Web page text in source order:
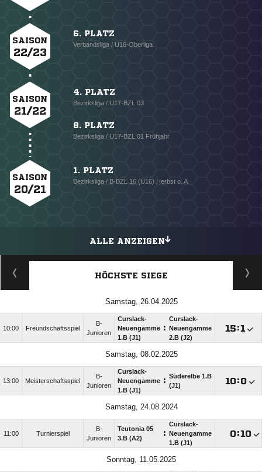
SAISON
22/23
6. PLATZ
Verbandsliga / U16-Oberliga
SAISON
21/22
4. PLATZ
Bezirksliga / U17-BZL 03
8. PLATZ
Bezirksliga / U17-BZL 01 Frühjahr
SAISON
20/21
1. PLATZ
Bezirksliga / B-BZL 16 (U16) Herbst o. A.
ALLE ANZEIGEN
HÖCHSTE SIEGE
Samstag, 26.04.2025
10:00 Freundschaftsspiel
B-
Junioren
Curslack-
Neuengamme
1.B (J1)
:
Curslack-
Neuengamme
2.B (J2)
:
Samstag, 08.02.2025
13:00 Meisterschaftsspiel
B-
Junioren
Curslack-
Neuengamme
1.B (J1)
: Süderelbe 1.B
(J1)
:
Samstag, 24.08.2024
11:00 Turnierspiel
B-
Junioren
Teutonia 05
3.B (A2)
:
Curslack-
Neuengamme
1.B (J1)
:
Sonntag, 11.05.2025